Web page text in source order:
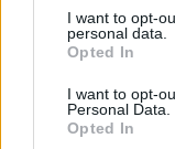
I want to opt-
personal data.
Opted In
I want to opt-
Personal Data.
Opted In
LATEST NEWS
SUPER LEAGUE
Ηλιόπουλος σε